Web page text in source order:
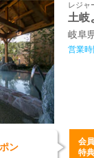
レジャ
土岐
岐阜
営業
ン
会員
特典